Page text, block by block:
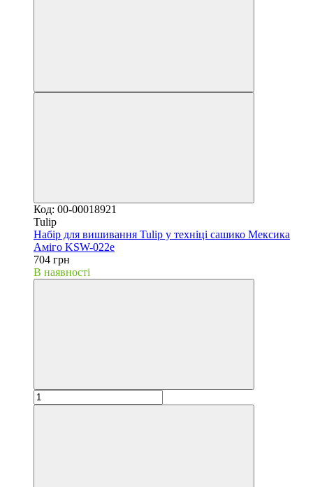
Код: 00-00018921
Tulip
Набір для вишивання Tulip у техніці сашико Мексика
Аміго KSW-022e
704 грн
В наявності